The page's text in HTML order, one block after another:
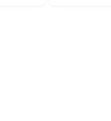
и расположенный в Баку.